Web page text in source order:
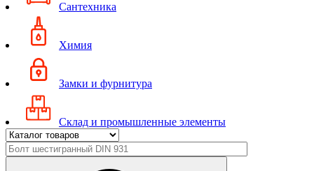
Сантехника
Химия
Замки и фурнитура
Склад и промышленные элементы